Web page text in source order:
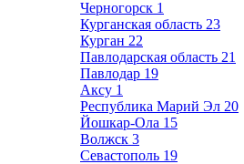
Черногорск 1
Курганская область 23
Курган 22
Павлодарская область 21
Павлодар 19
Аксу 1
Республика Марий Эл 20
Йошкар-Ола 15
Волжск 3
Севастополь 19